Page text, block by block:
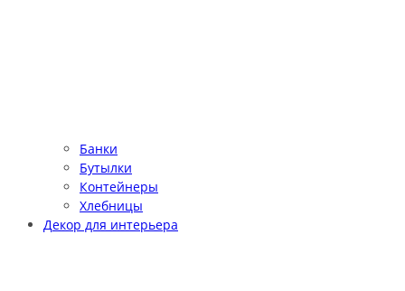
Банки
Бутылки
Контейнеры
Хлебницы
Декор для интерьера